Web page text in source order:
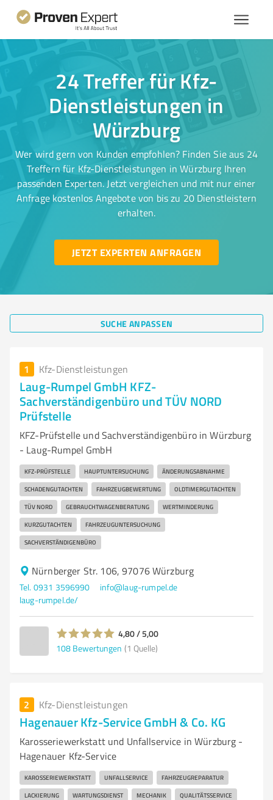
24 Treffer für Kfz-
Dienstleistungen in
Würzburg
Wer wird gern von Kunden empfohlen? Finden Sie aus 24
Treffern für Kfz-Dienstleistungen in Würzburg Ihren
passenden Experten. Jetzt vergleichen und mit nur einer
Anfrage kostenlos Angebote von bis zu 20 Dienstleistern
erhalten.
JETZT EXPERTEN ANFRAGEN
SUCHE ANPASSEN
1 Kfz-Dienstleistungen
Laug-Rumpel GmbH KFZ-
Sachverständigenbüro und TÜV NORD
Prüfstelle
KFZ-Prüfstelle und Sachverständigenbüro in Würzburg
- Laug-Rumpel GmbH
KFZ-PRÜFSTELLE HAUPTUNTERSUCHUNG ÄNDERUNGSABNAHME
SCHADENGUTACHTEN FAHRZEUGBEWERTUNG OLDTIMERGUTACHTEN
TÜV NORD GEBRAUCHTWAGENBERATUNG WERTMINDERUNG
KURZGUTACHTEN FAHRZEUGUNTERSUCHUNG
SACHVERSTÄNDIGENBÜRO
Nürnberger Str. 106, 97076 Würzburg
Tel. 0931 3596990
info@laug-rumpel.de
laug-rumpel.de/
4,80 / 5,00
108 Bewertungen (1 Quelle)
2 Kfz-Dienstleistungen
Hagenauer Kfz-Service GmbH & Co. KG
Karosseriewerkstatt und Unfallservice in Würzburg -
Hagenauer Kfz-Service
KAROSSERIEWERKSTATT UNFALLSERVICE FAHRZEUGREPARATUR
LACKIERUNG WARTUNGSDIENST MECHANIK QUALITÄTSSERVICE